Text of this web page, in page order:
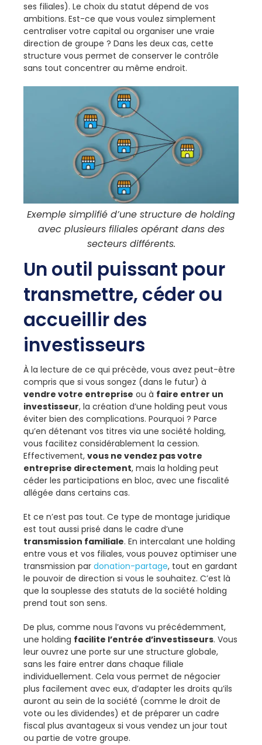
ses filiales). Le choix du statut dépend de vos
ambitions. Est-ce que vous voulez simplement
centraliser votre capital ou organiser une vraie
direction de groupe ? Dans les deux cas, cette
structure vous permet de conserver le contrôle
sans tout concentrer au même endroit.
Exemple simplifié d’une structure de holding
avec plusieurs filiales opérant dans des
secteurs différents.
Un outil puissant pour
transmettre, céder ou
accueillir des
investisseurs
À la lecture de ce qui précède, vous avez peut-être
compris que si vous songez (dans le futur) à
vendre votre entreprise ou à faire entrer un
investisseur, la création d’une holding peut vous
éviter bien des complications. Pourquoi ? Parce
qu’en détenant vos titres via une société holding,
vous facilitez considérablement la cession.
Effectivement, vous ne vendez pas votre
entreprise directement, mais la holding peut
céder les participations en bloc, avec une fiscalité
allégée dans certains cas.
Et ce n’est pas tout. Ce type de montage juridique
est tout aussi prisé dans le cadre d’une
transmission familiale. En intercalant une holding
entre vous et vos filiales, vous pouvez optimiser une
transmission par donation-partage, tout en gardant
le pouvoir de direction si vous le souhaitez. C’est là
que la souplesse des statuts de la société holding
prend tout son sens.
De plus, comme nous l’avons vu précédemment,
une holding facilite l’entrée d’investisseurs. Vous
leur ouvrez une porte sur une structure globale,
sans les faire entrer dans chaque filiale
individuellement. Cela vous permet de négocier
plus facilement avec eux, d’adapter les droits qu’ils
auront au sein de la société (comme le droit de
vote ou les dividendes) et de préparer un cadre
fiscal plus avantageux si vous vendez un jour tout
ou partie de votre groupe.